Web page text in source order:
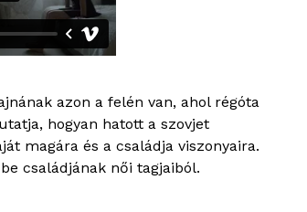
azon a felén van, ahol régóta
hogyan hatott a szovjet
magára és a családja viszonyaira.
családjának női tagjaiból.